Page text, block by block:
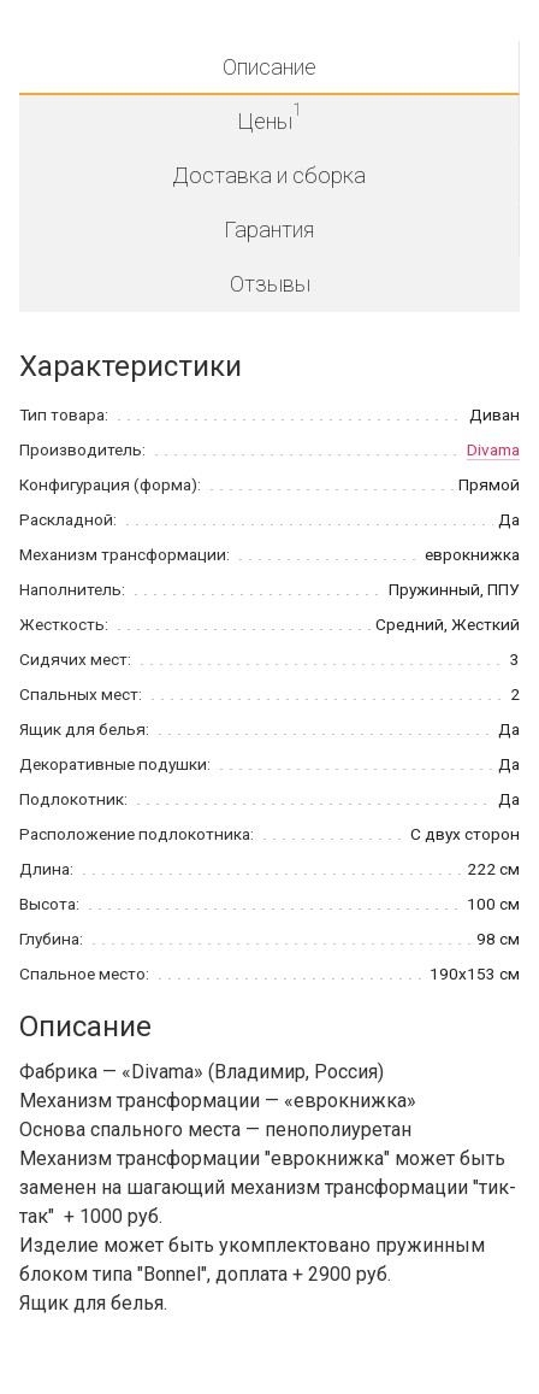
Описание
Цены1
Доставка и сборка
Гарантия
Отзывы
Характеристики
Тип товара:
Диван
Производитель:
Divama
Конфигурация (форма):
Прямой
Раскладной:
Да
Механизм трансформации:
еврокнижка
Наполнитель:
Пружинный, ППУ
Жесткость:
Средний, Жесткий
Сидячих мест:
3
Спальных мест:
2
Ящик для белья:
Да
Декоративные подушки:
Да
Подлокотник:
Да
Расположение подлокотника:
С двух сторон
Длина:
222 см
Высота:
100 см
Глубина:
98 см
Спальное место:
190x153 см
Описание
Фабрика — «Divama» (Владимир, Россия)
Механизм трансформации — «еврокнижка»
Основа спального места — пенополиуретан
Механизм трансформации "еврокнижка" может быть
заменен на шагающий механизм трансформации "тик-
так" + 1000 руб.
Изделие может быть укомплектовано пружинным
блоком типа "Bonnel", доплата + 2900 руб.
Ящик для белья.